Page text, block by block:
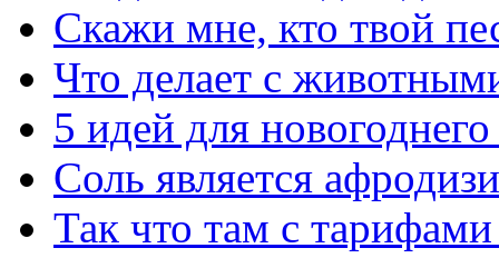
Скажи мне, кто твой
Что делает с
5 идей для
Соль является
Так что там с